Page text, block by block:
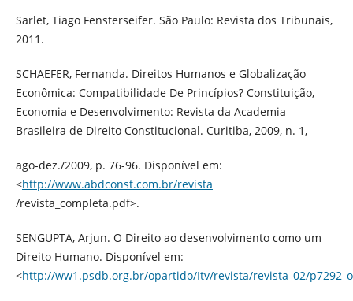
Sarlet, Tiago Fensterseifer. São Paulo: Revista dos Tribunais,
2011.
SCHAEFER, Fernanda. Direitos Humanos e Globalização
Econômica: Compatibilidade De Princípios? Constituição,
Economia e Desenvolvimento: Revista da Academia
Brasileira de Direito Constitucional. Curitiba, 2009, n. 1,
ago-dez./2009, p. 76-96. Disponível em:
<http://www.abdconst.com.br/revista
/revista_completa.pdf>.
SENGUPTA, Arjun. O Direito ao desenvolvimento como um
Direito Humano. Disponível em:
<http://ww1.psdb.org.br/opartido/Itv/revista/revista_02/